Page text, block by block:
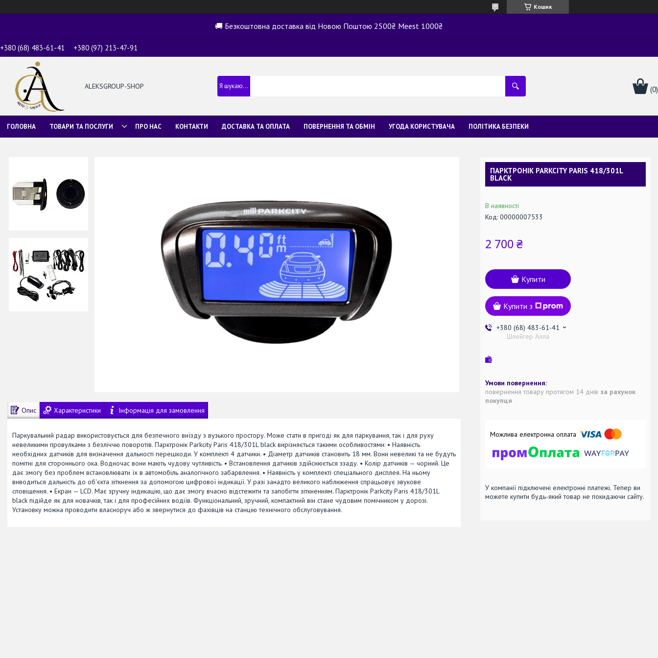
Кошик
🚚 Безкоштовна доставка від Новою Поштою 2500₴ Meest 1000₴
+380 (68) 483-61-41 +380 (97) 213-47-91
ALEKSGROUP-SHOP
ГОЛОВНА ТОВАРИ ТА ПОСЛУГИ ПРО НАС КОНТАКТИ ДОСТАВКА ТА ОПЛАТА ПОВЕРНЕННЯ ТА ОБМІН УГОДА КОРИСТУВАЧА ПОЛІТИКА БЕЗПЕКИ
Опис Характеристики Інформація для замовлення
Паркувальний радар використовується для безпечного виїзду з вузького простору. Може стати в пригоді як для паркування, так і для руху
невеликими провулками з безліччю поворотів. Парктронік Parkcity Paris 418/301L black вирізняється такими особливостями: • Наявність
необхідних датчиків для визначення дальності перешкоди. У комплекті 4 датчики. • Діаметр датчиків становить 18 мм. Вони невеликі та не будуть
помітні для стороннього ока. Водночас вони мають чудову чутливість. • Встановлення датчиків здійснюється ззаду. • Колір датчиків — чорний. Це
дає змогу без проблем встановлювати їх в автомобіль аналогічного забарвлення. • Наявність у комплекті спеціального дисплея. На ньому
виводиться дальність до об'єкта зіткнення за допомогою цифрової індикації. У разі занадто великого наближення спрацьовує звукове
сповіщення. • Екран — LCD. Має зручну індикацію, що дає змогу вчасно відстежити та запобігти зіткненням. Парктронік Parkcity Paris 418/301L
black підійде як для новачків, так і для професійних водіїв. Функціональний, зручний, компактний він стане чудовим помічником у дорозі.
Установку можна проводити власноруч або ж звернутися до фахівців на станцію технічного обслуговування.
ПАРКТРОНІК PARKCITY PARIS 418/301L
BLACK
В наявності
Код: 00000007533
2 700 ₴
Купити
Купити з
+380 (68) 483-61-41
Шлейгер Алла
повернення товару протягом 14 днів за рахунок
покупця
У компанії підключені електронні платежі. Тепер ви
можете купити будь-який товар не покидаючи сайту.